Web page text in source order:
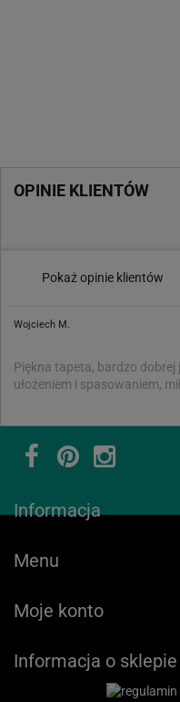
OPINIE KLIENTÓW
Pokaż opinie klientów
Wojciech M.
Piękna tapeta, bardzo dobrej
ułożeniem i spasowaniem,
Informacja
Menu
Moje konto
Informacja o sklepie